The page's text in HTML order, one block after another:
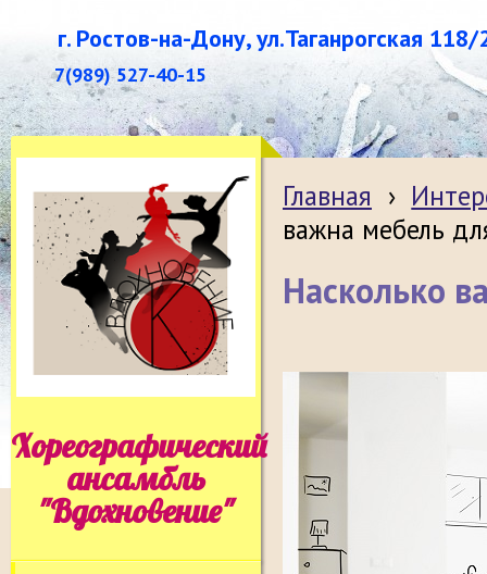
г. Ростов-на-Дону, ул.Таганрогская 118/
7(989) 527-40-15
Хореографический
ансамбль
"Вдохновение"
Главная ›
важна мебель
Насколько